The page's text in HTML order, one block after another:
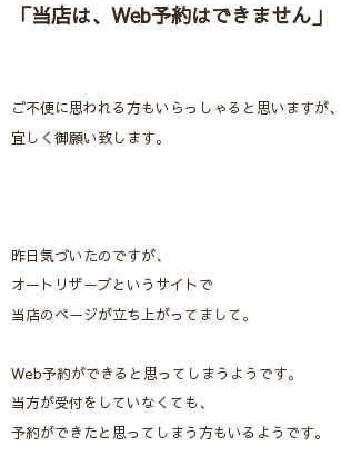
「当店は、Web予約はできません」
ご不便に思われる方もいらっしゃると思いますが、
宜しく御願い致します。
昨日気づいたのですが、
オートリザーブというサイトで
当店のページが立ち上がってまして。
Web予約ができると思ってしまうようです。
当方が受付をしていなくても、
予約ができたと思ってしまう方もいるようです。